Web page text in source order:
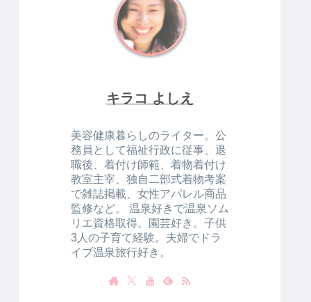
キラコ よしえ
美容健康暮らしのライター。公
務員として福祉行政に従事、退
職後、着付け師範、着物着付け
教室主宰、独自二部式着物考案
で雑誌掲載、女性アパレル商品
監修など。 温泉好きで温泉ソム
リエ資格取得。園芸好き。子供
3人の子育て経験。夫婦でドラ
イブ温泉旅行好き。